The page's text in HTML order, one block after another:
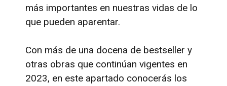
más importantes en nuestras vidas de lo
que pueden aparentar.
Con más de una docena de bestseller y
otras obras que continúan vigentes en
2023, en este apartado conocerás los